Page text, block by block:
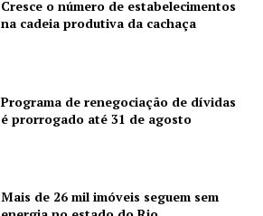
Cresce o número de estabelecimentos
na cadeia produtiva da cachaça
Programa de renegociação de dívidas
é prorrogado até 31 de agosto
Mais de 26 mil imóveis seguem sem